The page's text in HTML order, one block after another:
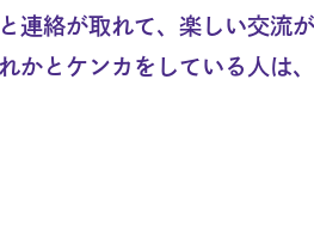
連絡が取れて、楽しい交流
かとケンカをしている人は